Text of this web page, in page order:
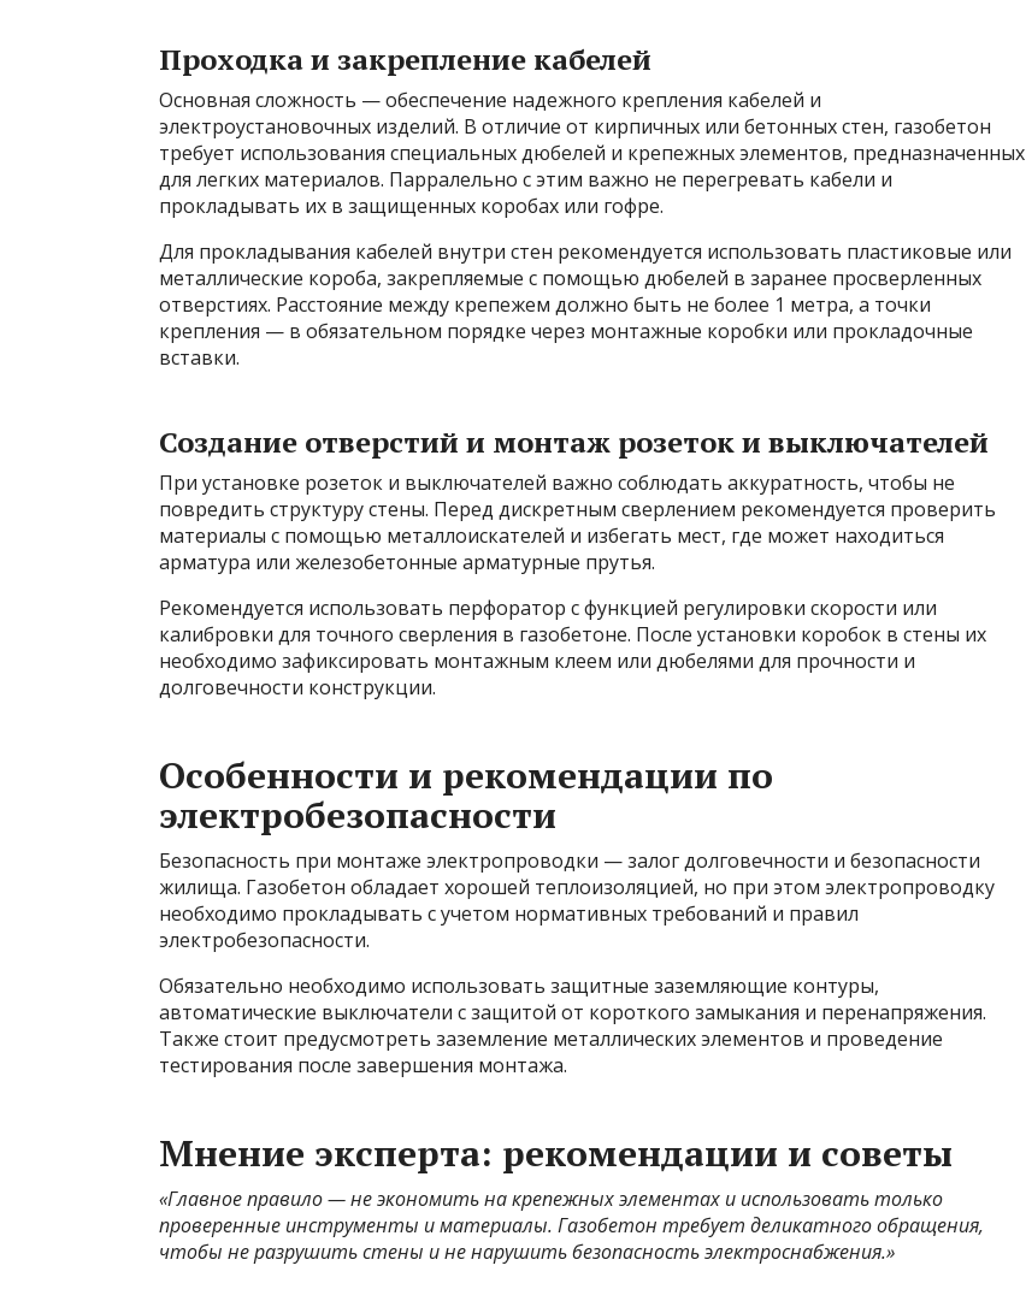
Проходка и закрепление кабелей
Основная сложность — обеспечение надежного крепления кабелей и
электроустановочных изделий. В отличие от кирпичных или бетонных стен, газобетон
требует использования специальных дюбелей и крепежных элементов, предназначенных
для легких материалов. Парралельно с этим важно не перегревать кабели и
прокладывать их в защищенных коробах или гофре.
Для прокладывания кабелей внутри стен рекомендуется использовать пластиковые или
металлические короба, закрепляемые с помощью дюбелей в заранее просверленных
отверстиях. Расстояние между крепежем должно быть не более 1 метра, а точки
крепления — в обязательном порядке через монтажные коробки или прокладочные
вставки.
Создание отверстий и монтаж розеток и выключателей
При установке розеток и выключателей важно соблюдать аккуратность, чтобы не
повредить структуру стены. Перед дискретным сверлением рекомендуется проверить
материалы с помощью металлоискателей и избегать мест, где может находиться
арматура или железобетонные арматурные прутья.
Рекомендуется использовать перфоратор с функцией регулировки скорости или
калибровки для точного сверления в газобетоне. После установки коробок в стены их
необходимо зафиксировать монтажным клеем или дюбелями для прочности и
долговечности конструкции.
Особенности и рекомендации по
электробезопасности
Безопасность при монтаже электропроводки — залог долговечности и безопасности
жилища. Газобетон обладает хорошей теплоизоляцией, но при этом электропроводку
необходимо прокладывать с учетом нормативных требований и правил
электробезопасности.
Обязательно необходимо использовать защитные заземляющие контуры,
автоматические выключатели с защитой от короткого замыкания и перенапряжения.
Также стоит предусмотреть заземление металлических элементов и проведение
тестирования после завершения монтажа.
Мнение эксперта: рекомендации и советы
«Главное правило — не экономить на крепежных элементах и использовать только
проверенные инструменты и материалы. Газобетон требует деликатного обращения,
чтобы не разрушить стены и не нарушить безопасность электроснабжения.»